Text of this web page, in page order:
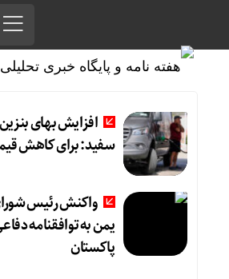
افزایش بهای
سفید: برای کاهش
واکنش رئیس
یمن به توافقنامه
پاکستان